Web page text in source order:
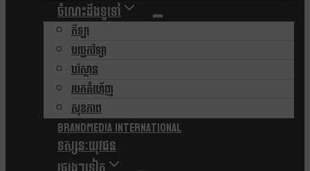
ចំណេះដឹងទូទៅ
កីឡា
បច្ចេកវិទ្យា
បរិស្ថាន
របកគំហើញ
សុខភាព
Brandmedia international
ទស្សនៈយុវជន